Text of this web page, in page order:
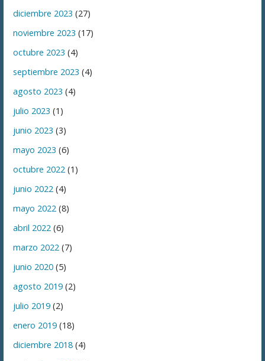
diciembre 2023 (27)
noviembre 2023 (17)
octubre 2023 (4)
septiembre 2023 (4)
agosto 2023 (4)
julio 2023 (1)
junio 2023 (3)
mayo 2023 (6)
octubre 2022 (1)
junio 2022 (4)
mayo 2022 (8)
abril 2022 (6)
marzo 2022 (7)
junio 2020 (5)
agosto 2019 (2)
julio 2019 (2)
enero 2019 (18)
diciembre 2018 (4)